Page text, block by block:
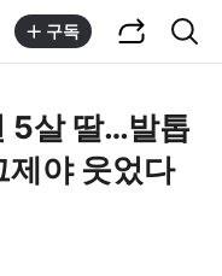
구독
5살 딸…발톱
제야 웃었다